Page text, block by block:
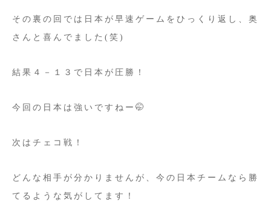
その裏の回では日本が早速ゲームをひっくり返し、奥
さんと喜んでました(笑)
結果４－１３で日本が圧勝！
今回の日本は強いですねー🤭
次はチェコ戦！
どんな相手が分かりませんが、今の日本チームなら勝
てるような気がしてます！